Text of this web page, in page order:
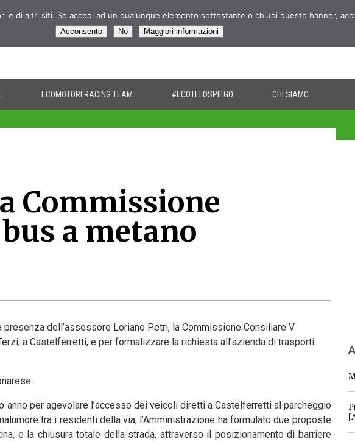
ECOMOTORI RACING TEAM #ECOTELOSPIEGO CHI SIAMO
Commissione
a metano
dell’assessore Loriano Petri, la Commissione Consiliare V
a Castelferretti, e per formalizzare la richiesta all’azienda di trasporti
anno per agevolare l’accesso dei veicoli diretti a Castelferretti al parcheggio
tra i residenti della via, l’Amministrazione ha formulato due proposte
e la chiusura totale della strada, attraverso il posizionamento di barriere
e di altri siti. Se accedi ad un qualunque elemento sottostante o chiudi questo banner,
Acconsento No Maggiori informazioni